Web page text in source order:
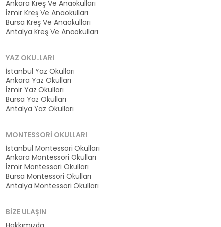
Ankara Kreş Ve Anaokulları
İzmir Kreş Ve Anaokulları
Bursa Kreş Ve Anaokulları
Antalya Kreş Ve Anaokulları
YAZ OKULLARI
İstanbul Yaz Okulları
Ankara Yaz Okulları
İzmir Yaz Okulları
Bursa Yaz Okulları
Antalya Yaz Okulları
MONTESSORI OKULLARI
İstanbul Montessori Okulları
Ankara Montessori Okulları
İzmir Montessori Okulları
Bursa Montessori Okulları
Antalya Montessori Okulları
BIZE ULAŞIN